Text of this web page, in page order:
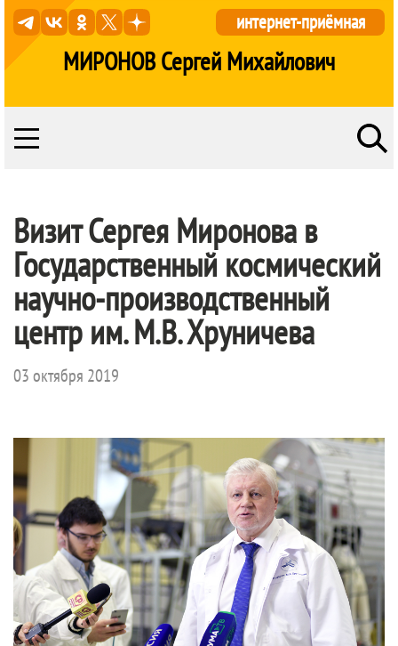
МИРОНОВ Сергей Михайлович
интернет-приёмная
Визит Сергея Миронова в
Государственный космический
научно-производственный
центр им. М.В. Хруничева
03 октября 2019